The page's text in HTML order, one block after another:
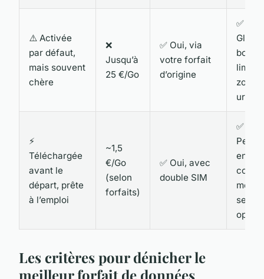
⚠️ Activée
par défaut,
mais souvent
chère
❌
Jusqu’à
25 €/Go
✅ Oui, via
votre forfait
d’origine
✅
zone
⚡
Téléchargée
avant le
départ, prête
à l’emploi
~1,5
€/Go
(selon
forfaits)
✅ Oui, avec
double SIM
✅
en
selon
Les critères pour dénicher le
meilleur forfait de données